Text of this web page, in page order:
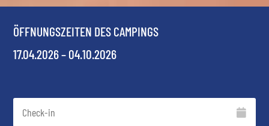
ÖFFNUNGSZEITEN DES CAMPINGS
17.04.2026 – 04.10.2026